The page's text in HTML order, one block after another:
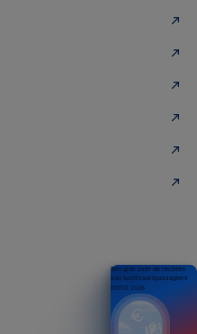
Een gids over de rechten
van luchtvaartpassagiers
EDITIE 2026